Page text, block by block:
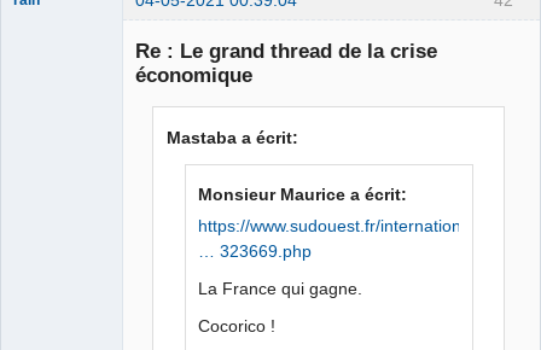
Re : Le grand thread de la crise
économique
Mastaba a écrit:
Monsieur Maurice a écrit:
https://www.sudouest.fr/international/f
… 323669.php
La France qui gagne.
Cocorico !